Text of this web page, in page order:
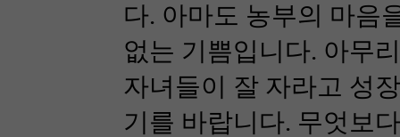
다. 아마도 농부의 마음
없는 기쁨입니다. 아무
자녀들이 잘 자라고 성
기를 바랍니다. 무엇보